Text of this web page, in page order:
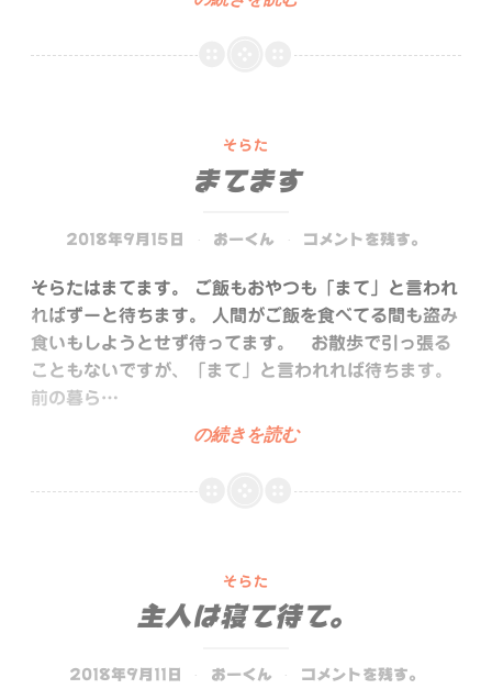
ろ
そらた
まてます
2018年9月15日 おーくん コメントを残す。
そらたはまてます。 ご飯もおやつも「まて」と言われ
ればずーと待ちます。 人間がご飯を食べてる間も盗み
食いもしようとせず待ってます。 お散歩で引っ張る
こともないですが、「まて」と言われれば待ちます。
前の暮ら…
ま
ま
の続きを読む
そらた
主人は寝て待て。
2018年9月11日 おーくん コメントを残す。